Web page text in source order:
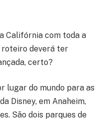
Califórnia com toda a
roteiro deverá ter
certo?
lugar do mundo para as
Disney, em Anaheim,
São dois parques de